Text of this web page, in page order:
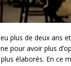
plus de deux ans
pour avoir plus
élaborés. En ce